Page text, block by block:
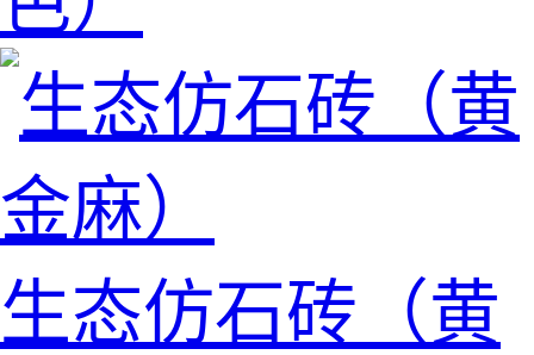
生态仿石砖（黄